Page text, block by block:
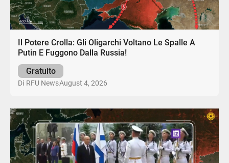
Il Potere Crolla: Gli Oligarchi Voltano Le Spalle A
Putin E Fuggono Dalla Russia!
Gratuito
Di RFU NewsAugust 4, 2026